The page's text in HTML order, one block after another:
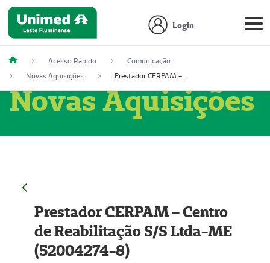
Login
Acesso Rápido
Comunicação
Novas Aquisições
Prestador CERPAM – Centro de Reabilitação S/S Ltda-ME (52004274-8)
Novas Aquisições
Prestador CERPAM – Centro
de Reabilitação S/S Ltda-ME
(52004274-8)